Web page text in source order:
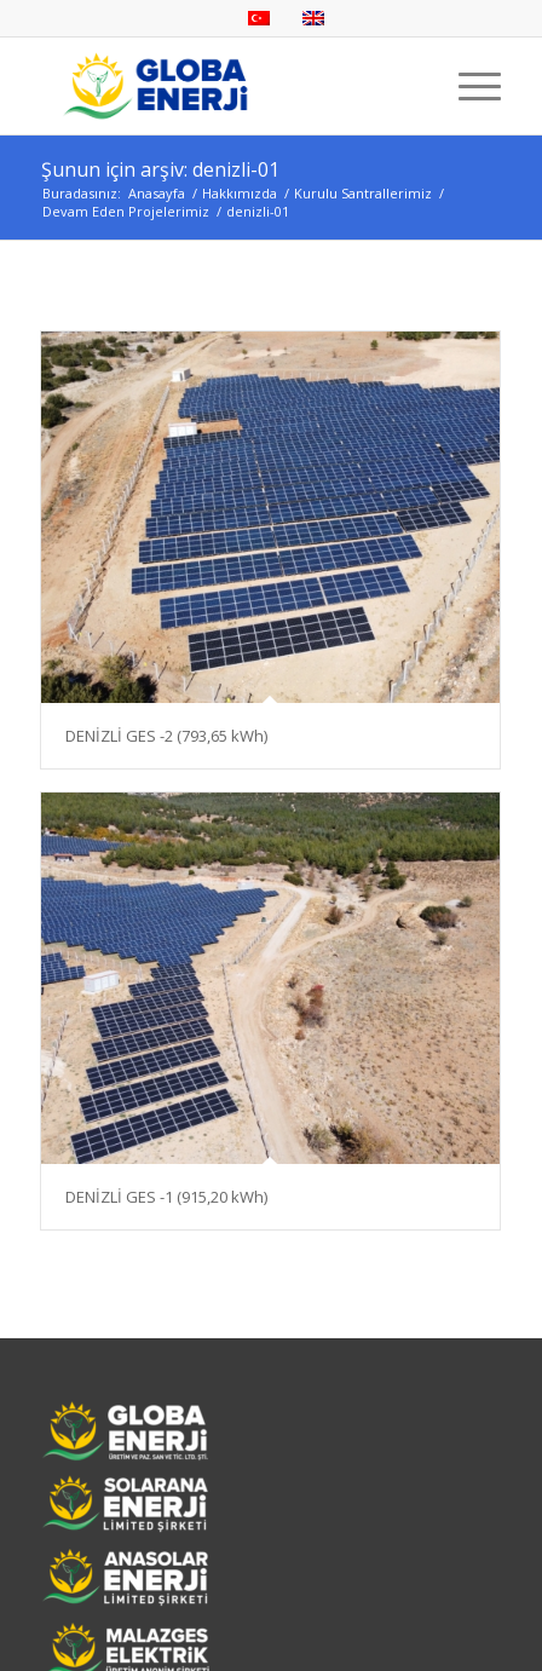
Şunun için arşiv: denizli-01
Buradasınız: Anasayfa / Hakkımızda / Kurulu Santrallerimiz /
Devam Eden Projelerimiz / denizli-01
DENİZLİ GES -2 (793,65 kWh)
DENİZLİ GES -1 (915,20 kWh)